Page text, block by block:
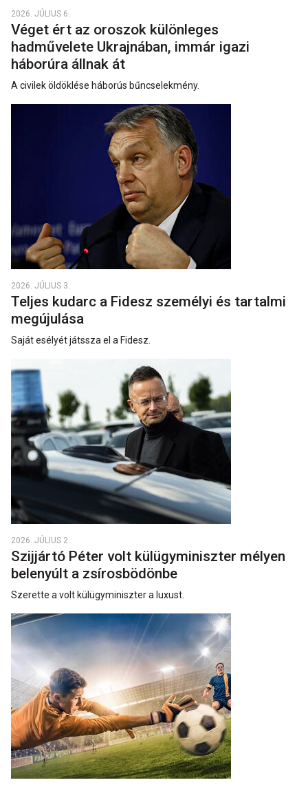
2026. JÚLIUS 6.
Véget ért az oroszok különleges
hadművelete Ukrajnában, immár igazi
háborúra állnak át
A civilek öldöklése háborús bűncselekmény.
2026. JÚLIUS 3.
Teljes kudarc a Fidesz személyi és tartalmi
megújulása
Saját esélyét játssza el a Fidesz.
2026. JÚLIUS 2.
Szijjártó Péter volt külügyminiszter mélyen
belenyúlt a zsírosbödönbe
Szerette a volt külügyminiszter a luxust.